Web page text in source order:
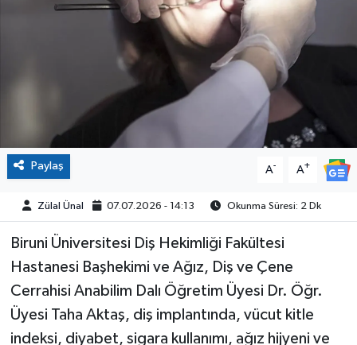
Paylaş A- A+
Zülal Ünal 07.07.2026 - 14:13 Okunma Süresi: 2 Dk
Biruni Üniversitesi Diş Hekimliği Fakültesi
Hastanesi Başhekimi ve Ağız, Diş ve Çene
Cerrahisi Anabilim Dalı Öğretim Üyesi Dr. Öğr.
Üyesi Taha Aktaş, diş implantında, vücut kitle
indeksi, diyabet, sigara kullanımı, ağız hijyeni ve